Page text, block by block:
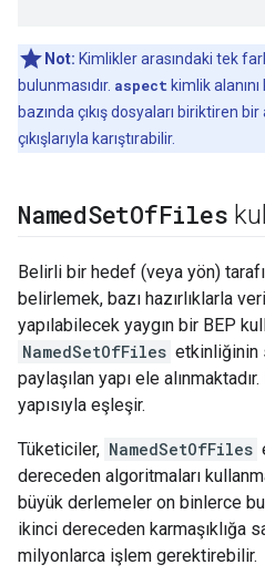
Not: Kimlikler arasındaki tek
bulunmasıdır. aspect kimlik
bazında çıkış dosyaları biriktiren bir
çıkışlarıyla karıştırabilir.
NamedSetOfFiles
Belirli bir hedef (veya yön)
belirlemek, bazı hazırlıklarla
yapılabilecek yaygın bir BEP
NamedSetOfFiles etkinliğinin
paylaşılan yapı ele
yapısıyla eşleşir.
Tüketiciler, NamedSetOfFiles
dereceden algoritmaları
büyük derlemeler on binlerce
ikinci dereceden karmaşıklığa
milyonlarca işlem gerektirebilir.